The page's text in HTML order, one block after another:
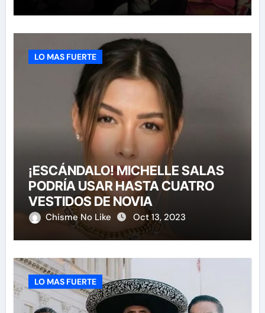
LO MAS FUERTE
¡ESCÁNDALO! MICHELLE SALAS
PODRÍA USAR HASTA CUATRO
VESTIDOS DE NOVIA
Chisme No Like Oct 13, 2023
LO MAS FUERTE